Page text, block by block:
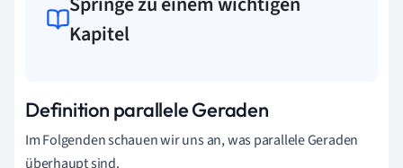
Kapitel
Definition parallele Geraden
Im Folgenden schauen wir uns an, was parallele Geraden
überhaupt sind.